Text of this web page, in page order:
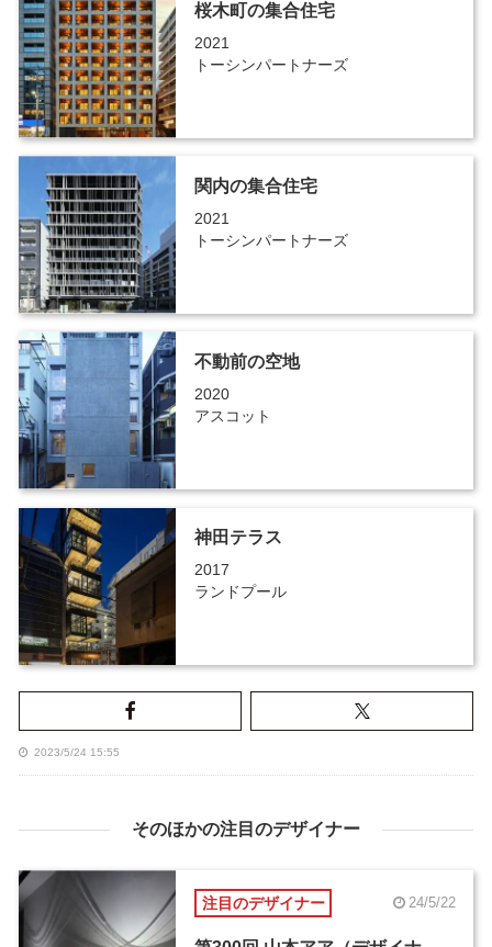
桜木町の集合住宅
2021
トーシンパートナーズ
関内の集合住宅
2021
トーシンパートナーズ
不動前の空地
2020
アスコット
神田テラス
2017
ランドプール
2023/5/24 15:55
そのほかの注目のデザイナー
注目のデザイナー 24/5/22